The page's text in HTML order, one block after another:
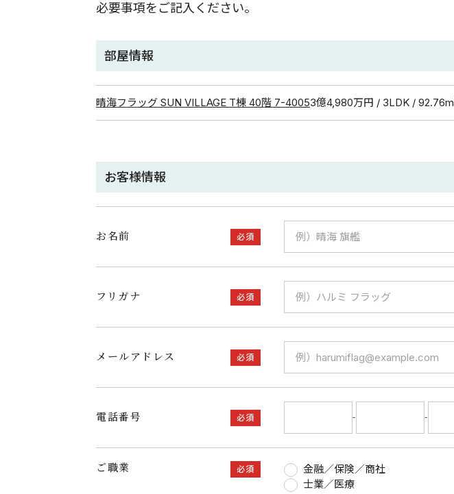
必要事項をご記入ください。
部屋情報
晴海フラッグ SUN VILLAGE T棟 40階 7-40053億4,980万円 / 3LDK / 92.76m
お客様情報
お名前 必須
フリガナ 必須
メールアドレス 必須
電話番号 必須 - -
ご職業 必須 金融／保険／商社
士業／医療